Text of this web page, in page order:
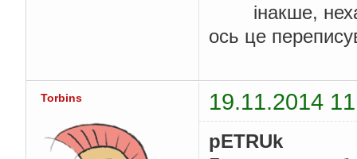
інакше,
ось це
Torbins 19.11.2014
pETRUk